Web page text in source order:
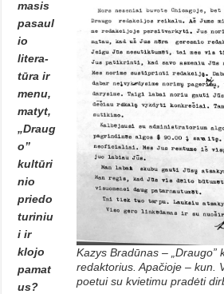
Kazys Bradūnas – „Draugo”
redaktorius. Apačioje – kun.
poetui su kvietimu pradėti
masis
pasaul
io
litera­
tūra ir
menu,
matyt,
„Draug
o”
kultūri
nio
priedo
turiniu
i ir
klojo
pamat
us?